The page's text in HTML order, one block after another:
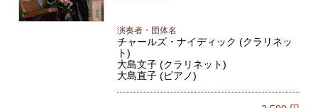
演奏者・団体名
チャールズ・ナイディック (クラリネッ
ト)
大島文子 (クラリネット)
大島直子 (ピアノ)